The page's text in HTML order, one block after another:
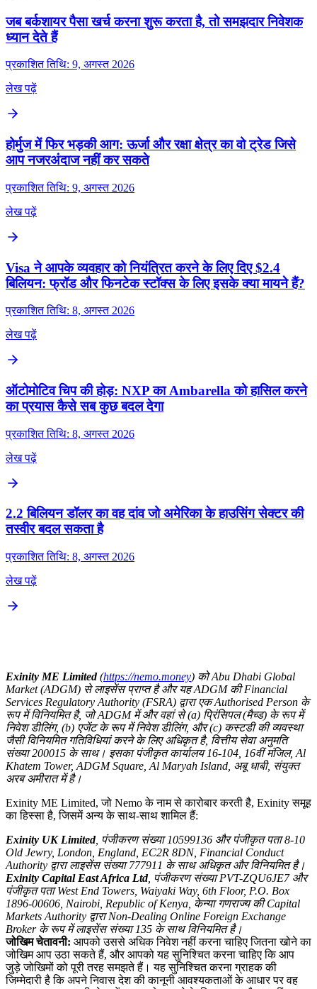
जब बर्कशायर पैसा खर्च करना शुरू करता है, तो समझदार निवेशक
ध्यान देते हैं
प्रकाशित तिथि: 9, अगस्त 2026
लेख पढ़ें
होर्मुज में फिर भड़की आग: ऊर्जा और रक्षा क्षेत्र का वो ट्रेड जिसे
आप नजरअंदाज नहीं कर सकते
प्रकाशित तिथि: 9, अगस्त 2026
लेख पढ़ें
Visa ने आपके व्यवहार को नियंत्रित करने के लिए दिए $2.4
बिलियन: फ्रॉड और फिनटेक स्टॉक्स के लिए इसके क्या मायने हैं?
प्रकाशित तिथि: 8, अगस्त 2026
लेख पढ़ें
ऑटोमोटिव चिप की होड़: NXP का Ambarella को हासिल करने
का प्रयास कैसे सब कुछ बदल देगा
प्रकाशित तिथि: 8, अगस्त 2026
लेख पढ़ें
2.2 बिलियन डॉलर का वह दांव जो अमेरिका के हाउसिंग सेक्टर की
तस्वीर बदल सकता है
प्रकाशित तिथि: 8, अगस्त 2026
लेख पढ़ें
Exinity ME Limited(https://nemo.money) को Abu Dhabi Global
Market (ADGM) से लाइसेंस प्राप्त है और यह ADGM की Financial
Services Regulatory Authority (FSRA) द्वारा एक Authorised Person के
रूप में विनियमित है, जो ADGM में और वहां से (a) प्रिंसिपल (मैच्ड) के रूप में
निवेश डीलिंग, (b) एजेंट के रूप में निवेश डीलिंग, और (c) कस्टडी की व्यवस्था
जैसी विनियमित गतिविधियां करने के लिए अधिकृत है, वित्तीय सेवा अनुमति
संख्या 200015 के साथ। इसका पंजीकृत कार्यालय 16-104, 16वीं मंजिल, Al
Khatem Tower, ADGM Square, Al Maryah Island, अबू धाबी, संयुक्त
अरब अमीरात में है।
Exinity ME Limited, जो Nemo के नाम से कारोबार करती है, Exinity समूह
का हिस्सा है, जिसमें अन्य के साथ-साथ शामिल हैं:
Exinity UK Limited, पंजीकरण संख्या 10599136 और पंजीकृत पता 8-10
Old Jewry, London, England, EC2R 8DN, Financial Conduct
Authority द्वारा लाइसेंस संख्या 777911 के साथ अधिकृत और विनियमित है।
Exinity Capital East Africa Ltd, पंजीकरण संख्या PVT-ZQU6JE7 और
पंजीकृत पता West End Towers, Waiyaki Way, 6th Floor, P.O. Box
1896-00606, Nairobi, Republic of Kenya, केन्या गणराज्य की Capital
Markets Authority द्वारा Non-Dealing Online Foreign Exchange
Broker के रूप में लाइसेंस संख्या 135 के साथ विनियमित है।
जोखिम चेतावनी: आपको उससे अधिक निवेश नहीं करना चाहिए जितना खोने का
जोखिम आप उठा सकते हैं, और आपको यह सुनिश्चित करना चाहिए कि आप
जुड़े जोखिमों को पूरी तरह समझते हैं। यह सुनिश्चित करना ग्राहक की
जिम्मेदारी है कि अपने निवास देश की कानूनी आवश्यकताओं के आधार पर वह